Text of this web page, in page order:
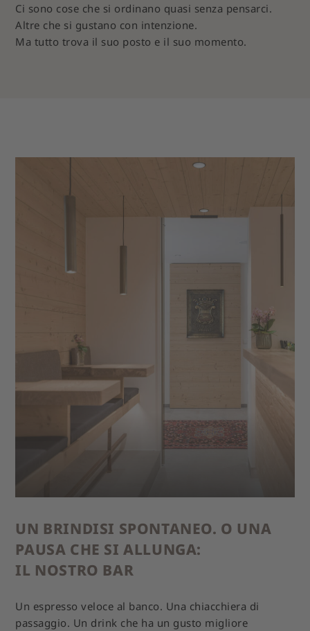
Ci sono cose che si ordinano quasi senza pensarci.
Altre che si gustano con intenzione.
Ma tutto trova il suo posto e il suo momento.
UN BRINDISI SPONTANEO. O UNA
PAUSA CHE SI ALLUNGA:
IL NOSTRO BAR
Un espresso veloce al banco. Una chiacchiera di
passaggio. Un drink che ha un gusto migliore